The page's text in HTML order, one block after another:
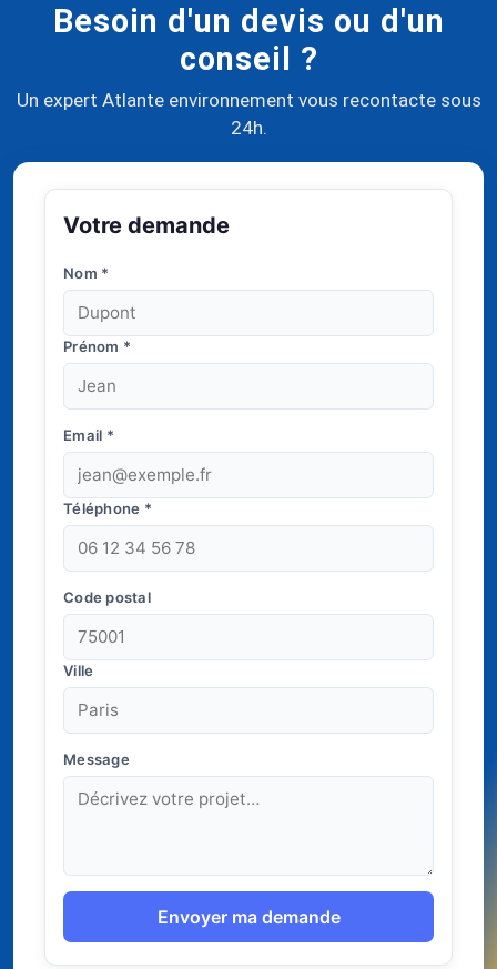
Besoin d'un devis ou d'un
conseil ?
Un expert Atlante environnement vous recontacte sous
24h.
Votre demande
Nom *
Prénom *
Email *
Téléphone *
Code postal
Ville
Message
Envoyer ma demande